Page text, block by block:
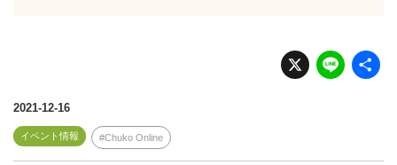
X Li
n
2021-12-16
イベント情報 Chuko Online